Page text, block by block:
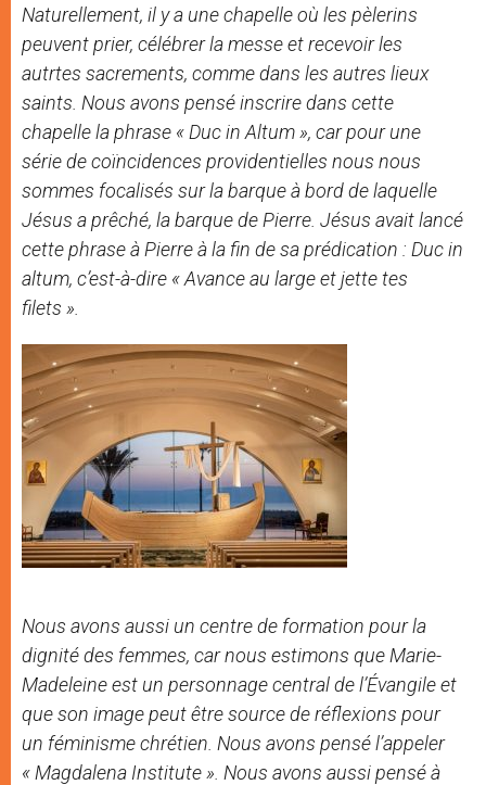
Naturellement, il y a une chapelle où les pèlerins
peuvent prier, célébrer la messe et recevoir les
autrtes sacrements, comme dans les autres lieux
saints. Nous avons pensé inscrire dans cette
chapelle la phrase « Duc in Altum », car pour une
série de coïncidences providentielles nous nous
sommes focalisés sur la barque à bord de laquelle
Jésus a prêché, la barque de Pierre. Jésus avait lancé
cette phrase à Pierre à la fin de sa prédication : Duc in
altum, c’est-à-dire « Avance au large et jette tes
filets ».
Nous avons aussi un centre de formation pour la
dignité des femmes, car nous estimons que Marie-
Madeleine est un personnage central de l’Évangile et
que son image peut être source de réflexions pour
un féminisme chrétien. Nous avons pensé l’appeler
« Magdalena Institute ». Nous avons aussi pensé à